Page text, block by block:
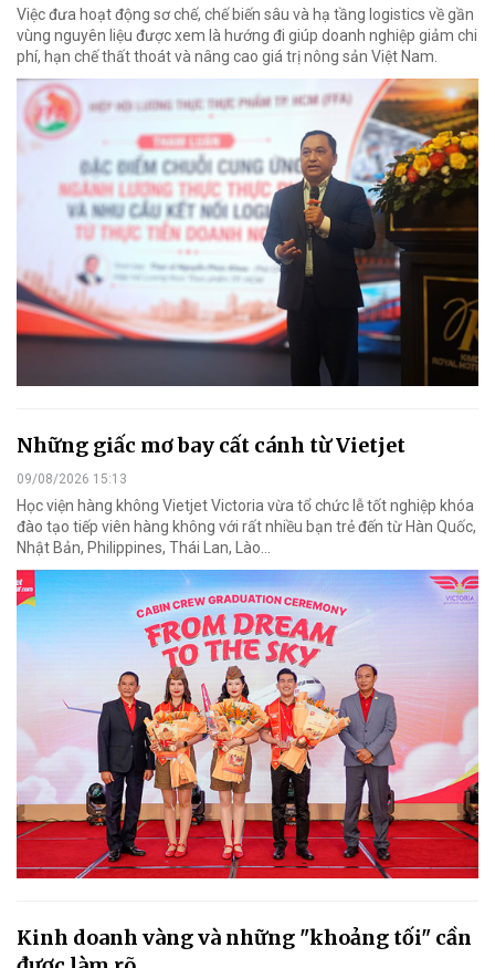
Việc đưa hoạt động sơ chế, chế biến sâu và hạ tầng logistics về gần
vùng nguyên liệu được xem là hướng đi giúp doanh nghiệp giảm chi
phí, hạn chế thất thoát và nâng cao giá trị nông sản Việt Nam.
Những giấc mơ bay cất cánh từ Vietjet
09/08/2026 15:13
Học viện hàng không Vietjet Victoria vừa tổ chức lễ tốt nghiệp khóa
đào tạo tiếp viên hàng không với rất nhiều bạn trẻ đến từ Hàn Quốc,
Nhật Bản, Philippines, Thái Lan, Lào…
Kinh doanh vàng và những "khoảng tối" cần